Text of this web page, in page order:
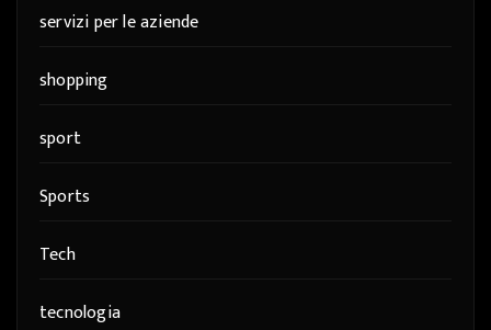
servizi per le aziende
shopping
sport
Sports
Tech
tecnologia